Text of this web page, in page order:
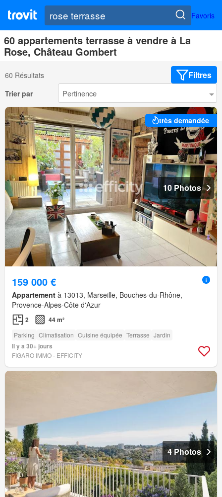
Favoris
60 appartements terrasse à vendre à La
Rose, Château Gombert
60 Résultats Filtres
Trier par
très demandée
10 Photos
159 000 €
Appartement à 13013, Marseille, Bouches-du-Rhône,
Provence-Alpes-Côte d'Azur
2 44 m²
Parking Climatisation Cuisine équipée Terrasse Jardin
Il y a 30+ jours
FIGARO IMMO - EFFICITY
4 Photos